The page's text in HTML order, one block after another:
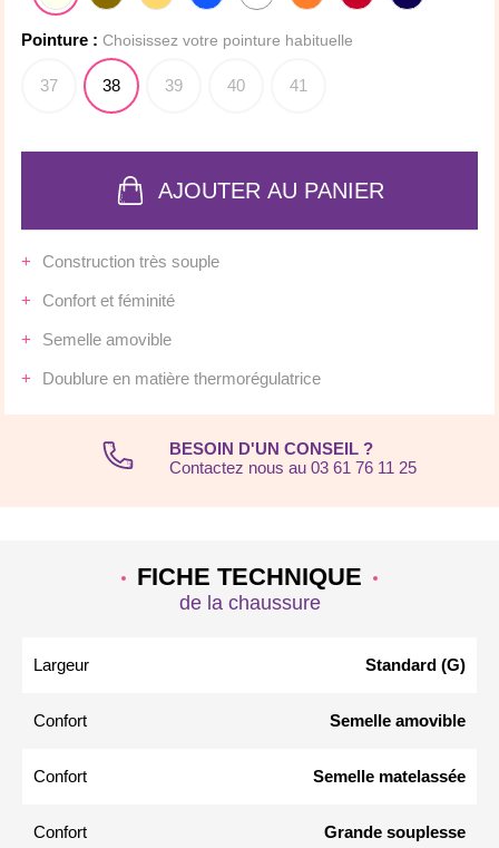
Pointure : Choisissez votre pointure habituelle
37 38 39 40 41
AJOUTER AU PANIER
Construction très souple
Confort et féminité
Semelle amovible
Doublure en matière thermorégulatrice
BESOIN D'UN CONSEIL ?
Contactez nous au 03 61 76 11 25
FICHE TECHNIQUE
de la chaussure
Largeur Standard (G)
Confort Semelle amovible
Confort Semelle matelassée
Confort Grande souplesse